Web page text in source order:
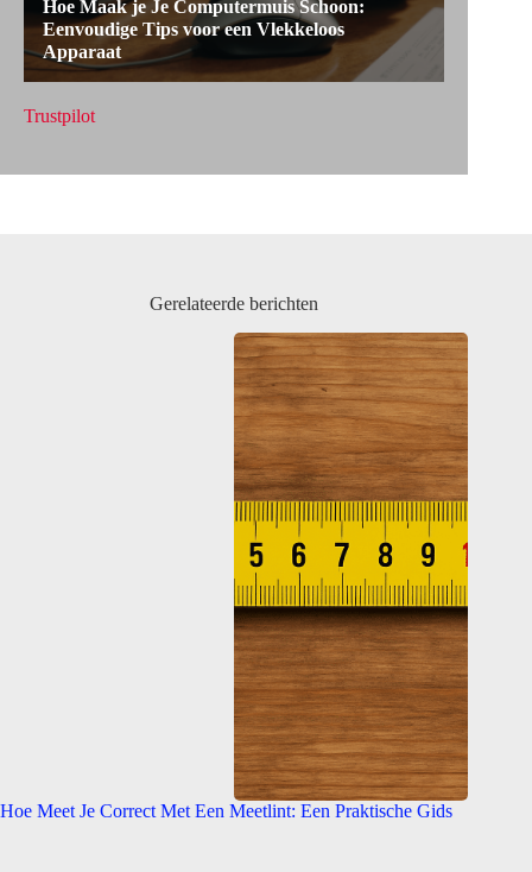
Trustpilot
Gerelateerde berichten
Hoe Meet Je Correct Met Een Meetlint: Een Praktische Gids